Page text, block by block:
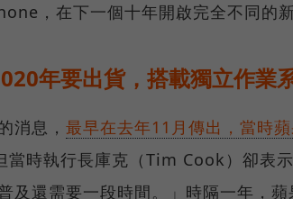
，在下一個十年開啟完全不同的新
年要出貨，搭載獨立作業
消息， 最早在去年11月傳出，當時
當時執行長庫克（Tim Cook）卻表
及還需要一段時間。」時隔一年，